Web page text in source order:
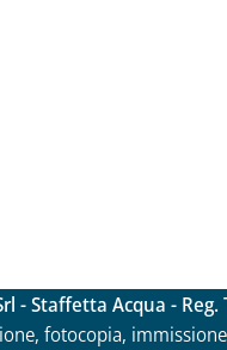
- Staffetta Acqua -
fotocopia,